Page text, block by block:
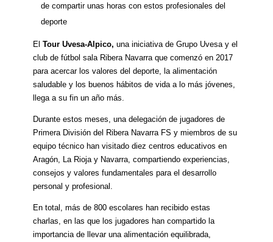
de compartir unas horas con estos profesionales del
deporte
El Tour Uvesa-Alpico, una iniciativa de Grupo Uvesa y el
club de fútbol sala Ribera Navarra que comenzó en 2017
para acercar los valores del deporte, la alimentación
saludable y los buenos hábitos de vida a lo más jóvenes,
llega a su fin un año más.
Durante estos meses, una delegación de jugadores de
Primera División del Ribera Navarra FS y miembros de su
equipo técnico han visitado diez centros educativos en
Aragón, La Rioja y Navarra, compartiendo experiencias,
consejos y valores fundamentales para el desarrollo
personal y profesional.
En total, más de 800 escolares han recibido estas
charlas, en las que los jugadores han compartido la
importancia de llevar una alimentación equilibrada,